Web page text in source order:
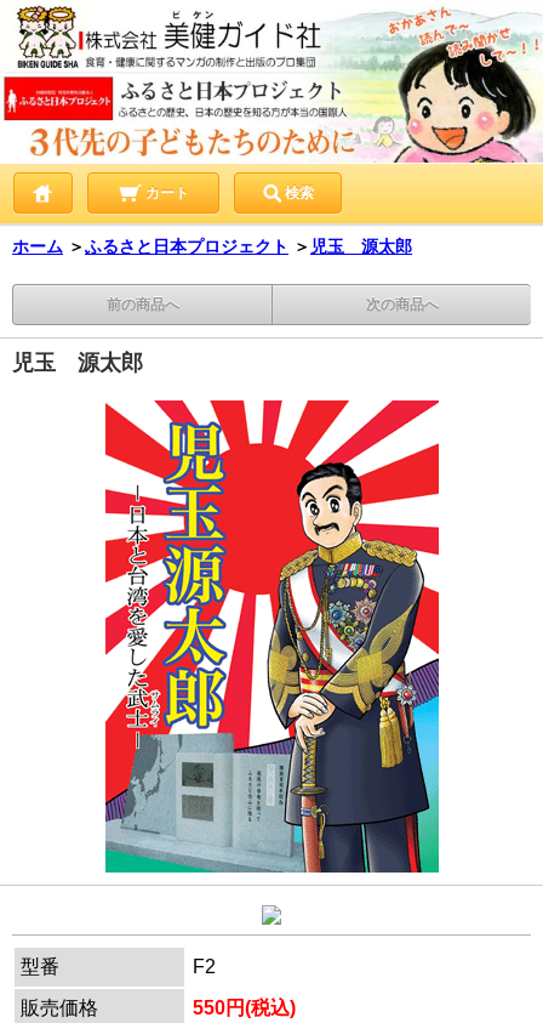
カート 検索
ホーム ＞ふるさと日本プロジェクト ＞ 児玉 源太郎
前の商品へ 次の商品へ
児玉 源太郎
型番
F2
販売価格
550円(税込)